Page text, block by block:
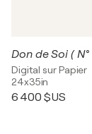
Don de Soi ( N°
Digital sur Papier
24x35in
6 400 $US